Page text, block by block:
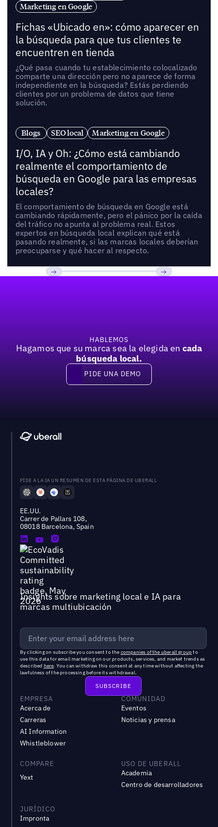
Marketing en Google
Fichas «Ubicado en»: cómo aparecer en
la búsqueda para que tus clientes te
encuentren en tienda
¿Qué pasa cuando tu establecimiento colocalizado
comparte una dirección pero no aparece de forma
independiente en la búsqueda? Estás perdiendo
clientes por un problema de datos que tiene
solución.
Blogs SEO local Marketing en Google
I/O, IA y Oh: ¿Cómo está cambiando
realmente el comportamiento de
búsqueda en Google para las empresas
locales?
El comportamiento de búsqueda en Google está
cambiando rápidamente, pero el pánico por la caída
del tráfico no apunta al problema real. Estos
expertos en búsqueda local explican qué está
pasando realmente, si las marcas locales deberían
preocuparse y qué hacer al respecto.
HABLEMOS
Hagamos que su marca sea la elegida en cada
búsqueda local.
Pide una demo
PIDE UNA DEMO
PÍDE A LA IA UN RESUMEN DE ESTA PÁGINA DE UBERALL
EE.UU.
Carrer de Pallars 108,
08018 Barcelona, Spain
Insights sobre marketing local e IA para
marcas multiubicación
By clicking on subscribe you consent to the companies of the uberall groupto
use this data for email marketing on our products, services, and market trends as
described here. You can withdraw this consent at any time without affecting the
lawfulness of the processing before its withdrawal.
EMPRESA
Acerca de
Carreras
AI Information
Whistleblower
COMUNIDAD
Eventos
Noticias y prensa
COMPARE
Yext
USO DE UBERALL
Academia
Centro de desarrolladores
JURÍDICO
Impronta